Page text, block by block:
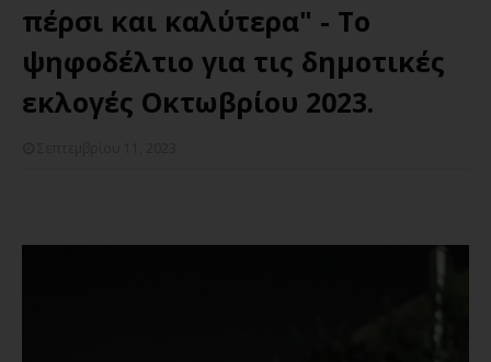
πέρσι και καλύτερα" - Το
ψηφοδέλτιο για τις δημοτικές
εκλογές Οκτωβρίου 2023.